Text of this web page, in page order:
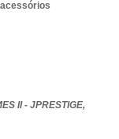
II - JPRESTIGE,